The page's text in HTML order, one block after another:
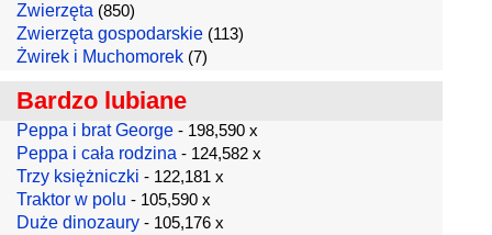
Zwierzęta (850)
Zwierzęta gospodarskie (113)
Żwirek i Muchomorek (7)
Bardzo lubiane
Peppa i brat George - 198,590 x
Peppa i cała rodzina - 124,582 x
Trzy księżniczki - 122,181 x
Traktor w polu - 105,590 x
Duże dinozaury - 105,176 x